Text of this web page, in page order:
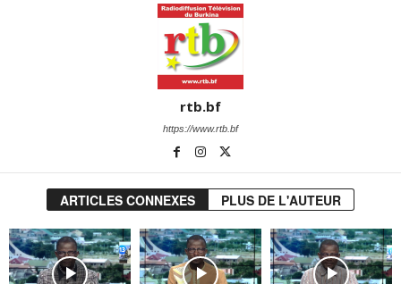
rtb.bf
https://www.rtb.bf
ARTICLES CONNEXES PLUS DE L'AUTEUR